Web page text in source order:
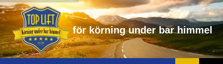
för körning under bar himme